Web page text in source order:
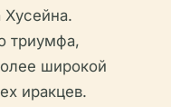
Хусейна.
триумфа,
широкой
иракцев.